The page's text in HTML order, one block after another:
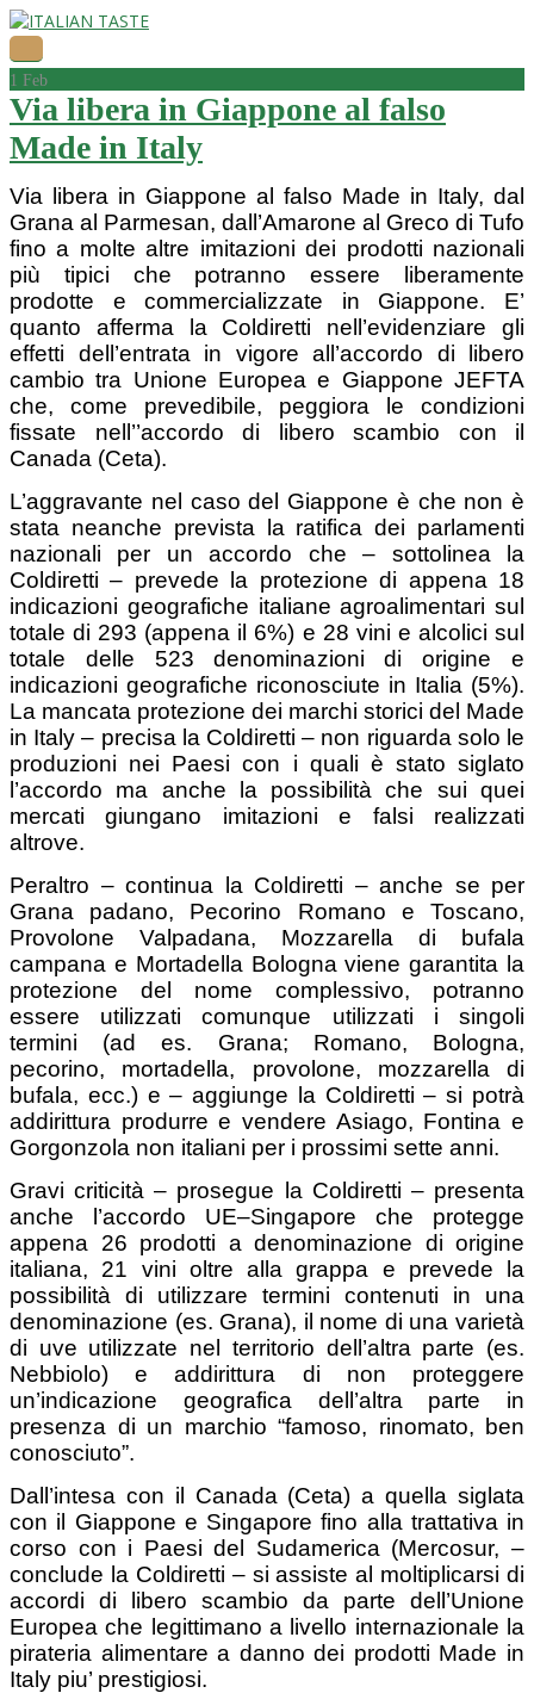
1 Feb
Via libera in Giappone al falso
Made in Italy
Via libera in Giappone al falso Made in Italy, dal
Grana al Parmesan, dall’Amarone al Greco di Tufo
fino a molte altre imitazioni dei prodotti nazionali
più tipici che potranno essere liberamente
prodotte e commercializzate in Giappone. E’
quanto afferma la Coldiretti nell’evidenziare gli
effetti dell’entrata in vigore all’accordo di libero
cambio tra Unione Europea e Giappone JEFTA
che, come prevedibile, peggiora le condizioni
fissate nell’’accordo di libero scambio con il
Canada (Ceta).
L’aggravante nel caso del Giappone è che non è
stata neanche prevista la ratifica dei parlamenti
nazionali per un accordo che – sottolinea la
Coldiretti – prevede la protezione di appena 18
indicazioni geografiche italiane agroalimentari sul
totale di 293 (appena il 6%) e 28 vini e alcolici sul
totale delle 523 denominazioni di origine e
indicazioni geografiche riconosciute in Italia (5%).
La mancata protezione dei marchi storici del Made
in Italy – precisa la Coldiretti – non riguarda solo le
produzioni nei Paesi con i quali è stato siglato
l’accordo ma anche la possibilità che sui quei
mercati giungano imitazioni e falsi realizzati
altrove.
Peraltro – continua la Coldiretti – anche se per
Grana padano, Pecorino Romano e Toscano,
Provolone Valpadana, Mozzarella di bufala
campana e Mortadella Bologna viene garantita la
protezione del nome complessivo, potranno
essere utilizzati comunque utilizzati i singoli
termini (ad es. Grana; Romano, Bologna,
pecorino, mortadella, provolone, mozzarella di
bufala, ecc.) e – aggiunge la Coldiretti – si potrà
addirittura produrre e vendere Asiago, Fontina e
Gorgonzola non italiani per i prossimi sette anni.
Gravi criticità – prosegue la Coldiretti – presenta
anche l’accordo UE–Singapore che protegge
appena 26 prodotti a denominazione di origine
italiana, 21 vini oltre alla grappa e prevede la
possibilità di utilizzare termini contenuti in una
denominazione (es. Grana), il nome di una varietà
di uve utilizzate nel territorio dell’altra parte (es.
Nebbiolo) e addirittura di non proteggere
un’indicazione geografica dell’altra parte in
presenza di un marchio “famoso, rinomato, ben
conosciuto”.
Dall’intesa con il Canada (Ceta) a quella siglata
con il Giappone e Singapore fino alla trattativa in
corso con i Paesi del Sudamerica (Mercosur, –
conclude la Coldiretti – si assiste al moltiplicarsi di
accordi di libero scambio da parte dell’Unione
Europea che legittimano a livello internazionale la
pirateria alimentare a danno dei prodotti Made in
Italy piu’ prestigiosi.